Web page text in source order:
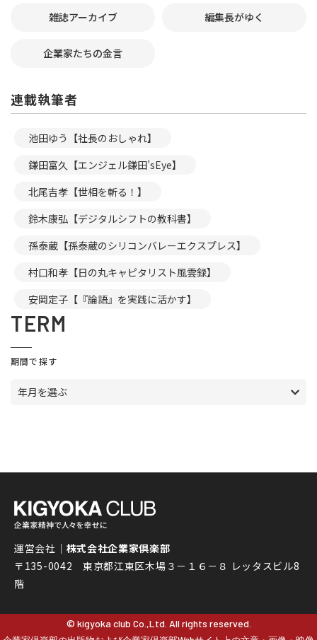
雑誌アーカイブ 編集長がゆく
企業家たちの金言
連載執筆者
池田ゆう【社長のおしゃれ】
鎌田富久【エンジェル鎌田’sEye】
北尾吉孝【世相を斬る！】
鈴木康弘【デジタルシフトの教科書】
孫泰蔵【孫泰蔵のシリコンバレーエクスプレス】
村口和孝【日の丸キャピタリスト風雲録】
安岡定子【『論語』を実践に活かす】
TERM
期間で探す
年月を選ぶ
運営会社｜ 株式会社企業家倶楽部
〒135-0042 東京都江東区木場３－１６－８ レッタスビル8
階
© kigyoka club Co.,Ltd. All rights reserved.